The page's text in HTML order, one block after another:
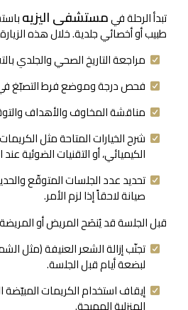
تبدأ الرحلة فيمستشفى اليزيه
طبيب أو أخصائي جلدية. خلال هذه الزيارة
مراجعة التاريخ الصحي والجلدي
فحص درجة وموضع فرط التصبّغ في
مناقشة المخاوف والأهداف
شرح الخيارات المتاحة مثل الكريمات
الكيميائي، أو التقنيات الضوئية عند
تحديد عدد الجلسات المتوقّع والحديث
صيانة لاحقاً إذا لزم الأمر.
قبل الجلسة قد يُنصَح المريض أو المريضة بـ:
تجنّب إزالة الشعر العنيفة (مثل الشمع)
لبضعة أيام قبل الجلسة.
إيقاف استخدام الكريمات المبيّضة